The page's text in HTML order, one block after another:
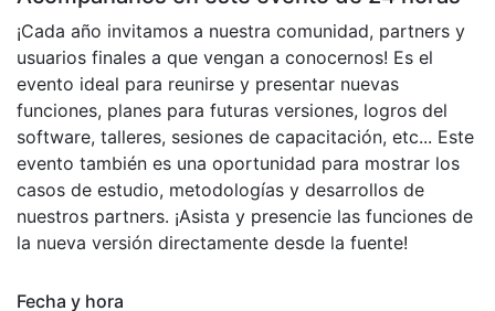
¡Cada año invitamos a nuestra comunidad, partners y
usuarios finales a que vengan a conocernos! Es el
evento ideal para reunirse y presentar nuevas
funciones, planes para futuras versiones, logros del
software, talleres, sesiones de capacitación, etc... Este
evento también es una oportunidad para mostrar los
casos de estudio, metodologías y desarrollos de
nuestros partners. ¡Asista y presencie las funciones de
la nueva versión directamente desde la fuente!
Fecha y hora